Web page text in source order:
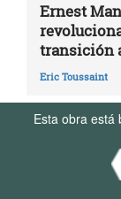
Ernest
transición
Eric Toussaint
Esta obra está